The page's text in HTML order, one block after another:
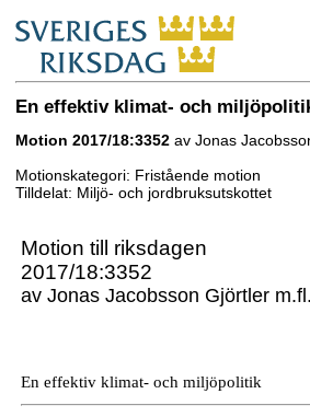
En effektiv klimat- och
Motion 2017/18:3352 av Jonas
Motionskategori: Fristående motion
Tilldelat: Miljö- och jordbruksutskottet
Motion till riksdagen
2017/18:3352
av Jonas Jacobsson Gjörtler
En effektiv klimat- och miljöpolitik